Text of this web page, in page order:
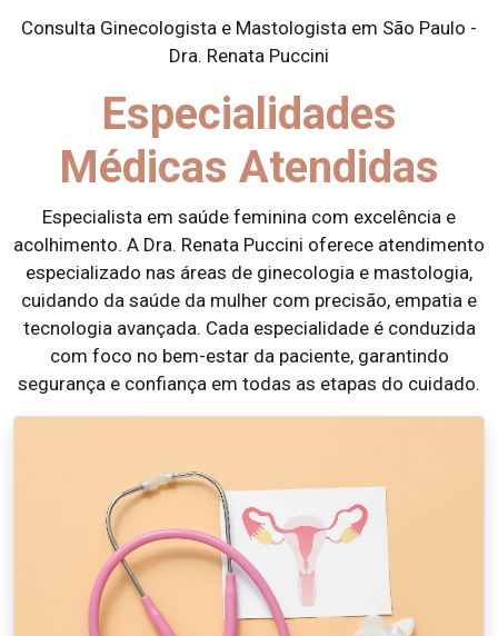
Consulta Ginecologista e Mastologista em São Paulo -
Dra. Renata Puccini
Especialidades
Médicas Atendidas
Especialista em saúde feminina com excelência e
acolhimento. A Dra. Renata Puccini oferece atendimento
especializado nas áreas de ginecologia e mastologia,
cuidando da saúde da mulher com precisão, empatia e
tecnologia avançada. Cada especialidade é conduzida
com foco no bem-estar da paciente, garantindo
segurança e confiança em todas as etapas do cuidado.